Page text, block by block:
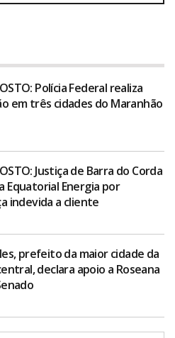
Polícia Federal realiza
em três cidades do Maranhão
Justiça de Barra do Corda
Equatorial Energia por
indevida a cliente
prefeito da maior cidade da
declara apoio a Roseana